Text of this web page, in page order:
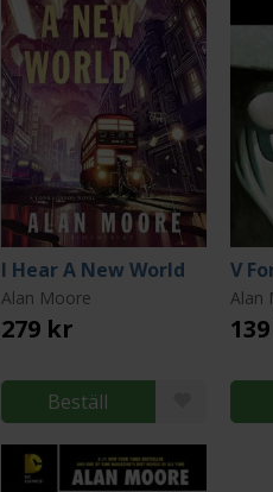
I Hear A New World
Alan Moore
279 kr
Beställ
Alan